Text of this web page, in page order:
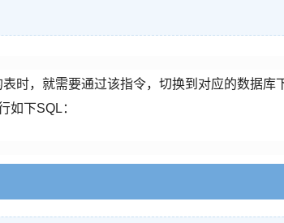
时，就需要通过该指令，切换到对应的数据库
如下SQL：